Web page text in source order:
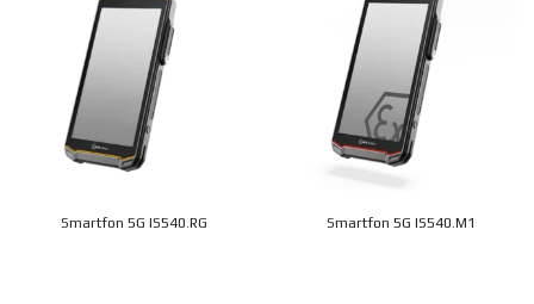
Smartfon 5G IS540.RG Smartfon 5G IS540.M1